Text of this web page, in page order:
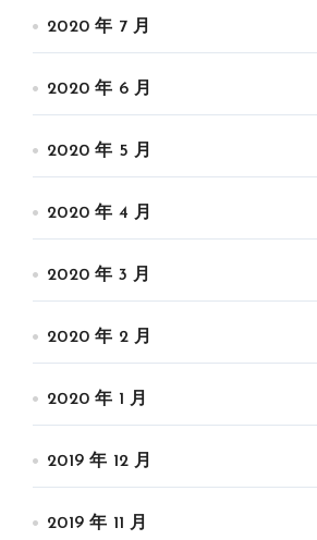
2020 年 7 月
2020 年 6 月
2020 年 5 月
2020 年 4 月
2020 年 3 月
2020 年 2 月
2020 年 1 月
2019 年 12 月
2019 年 11 月